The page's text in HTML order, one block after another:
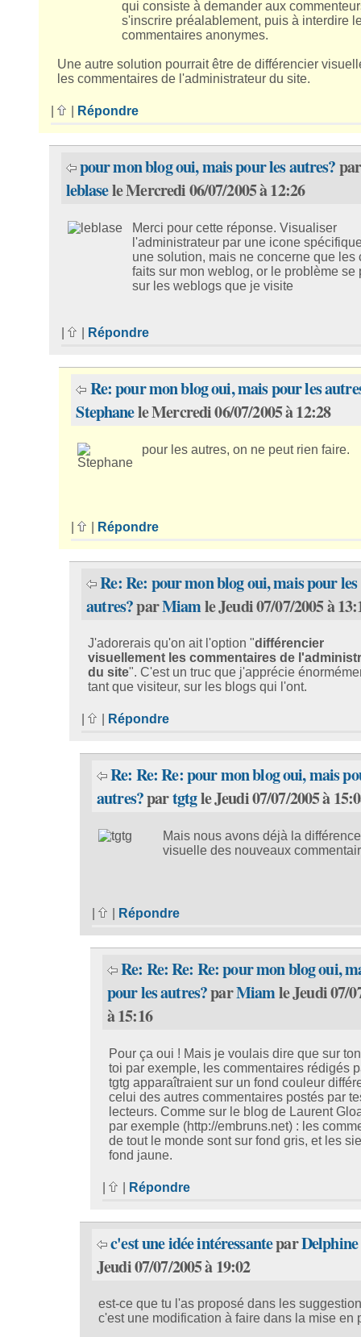
qui consiste à demander aux
s'inscrire préalablement, puis à interdire
commentaires anonymes.
Une autre solution pourrait être de différencier
les commentaires de l'administrateur du site.
Répondre
pour mon blog oui, mais pour les autres?par
leblasele Mercredi 06/07/2005 à 12:26
Merci pour cette réponse. Visualiser
l'administrateur par une icone
une solution, mais ne concerne que les
faits sur mon weblog, or le problème se
sur les weblogs que je visite
Répondre
Re: pour mon blog oui, mais pour les
Stephanele Mercredi 06/07/2005 à 12:28
pour les autres, on ne peut rien faire.
| Répondre
Re: Re: pour mon blog oui, mais pour les
autres?parMiamle Jeudi 07/07/2005 à
J'adorerais qu'on ait l'option "différencier
visuellement les commentaires de
du site". C'est un truc que j'apprécie
tant que visiteur, sur les blogs qui l'ont.
| Répondre
Re: Re: Re: pour mon blog oui, mais
autres?partgtgle Jeudi 07/07/2005 à
Mais nous avons déjà la différence
visuelle des nouveaux
Répondre
Re: Re: Re: Re: pour mon blog oui,
pour les autres?parMiamle Jeudi 07/
à 15:16
Pour ça oui ! Mais je voulais dire que sur
toi par exemple, les commentaires rédigés
tgtg apparaîtraient sur un fond couleur
celui des autres commentaires postés par
lecteurs. Comme sur le blog de Laurent
par exemple (http://embruns.net) : les
de tout le monde sont sur fond gris, et les
fond jaune.
Répondre
c'est une idée intéressanteparDelphine
Jeudi 07/07/2005 à 19:02
est-ce que tu l'as proposé dans les
c'est une modification à faire dans la mise en